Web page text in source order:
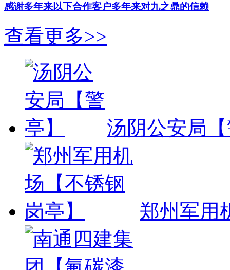
感谢多年来以下合作客户多年来对九之鼎的信赖
查看更多>>
汤阴公安局
郑州军用